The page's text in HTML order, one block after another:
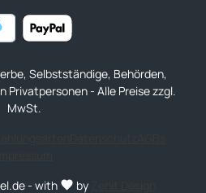
Selbstständige, Behörden,
Privatpersonen - Alle Preise zzgl.
MwSt.
- with by